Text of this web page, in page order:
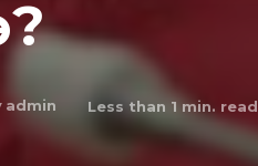
admin Less than 1 min. read